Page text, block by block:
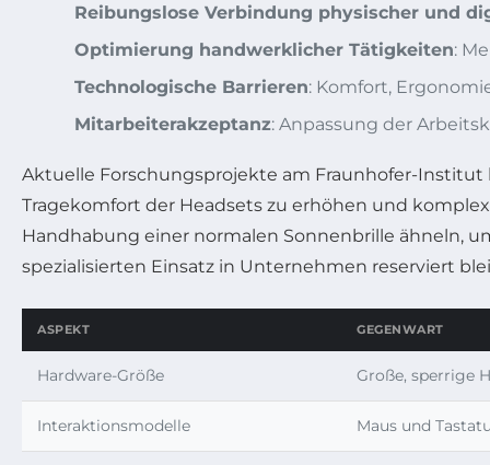
Reibungslose Verbindung physischer und
Optimierung handwerklicher Tätigkeiten:
Technologische Barrieren: Komfort,
Mitarbeiterakzeptanz: Anpassung der
Aktuelle Forschungsprojekte am Fraunhofer-
Tragekomfort der Headsets zu erhöhen und
Handhabung einer normalen Sonnenbrille ähneln,
spezialisierten Einsatz in Unternehmen reserviert
ASPEKT GEGENWART
Hardware-Größe Große, sperrige
Interaktionsmodelle Maus und